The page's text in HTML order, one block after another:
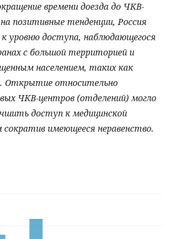
времени доезда до ЧКВ-
позитивные тенденции, Россия
к уровню доступа, наблюдающегося
с большой территорией и
населением, таких как
Открытие относительно
ЧКВ-центров (отделений) могло
доступ к медицинской
имеющееся неравенство.